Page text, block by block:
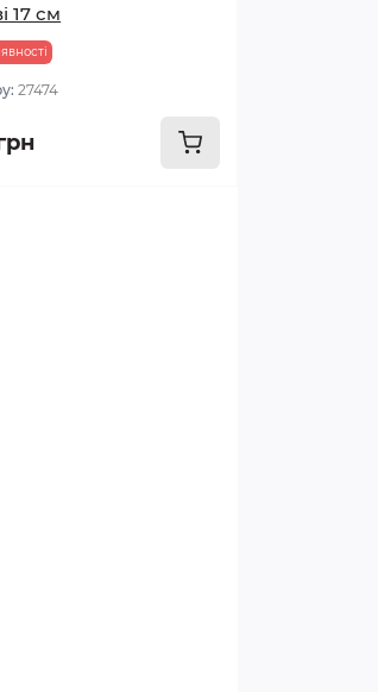
17 см
27474